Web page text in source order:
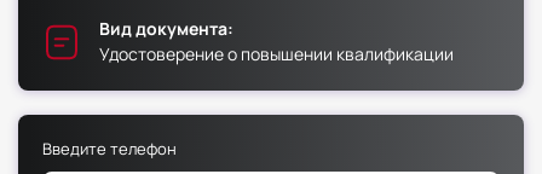
Факультет физической культуры и спорта
Юридический факультет
Факультет менеджмента и экономики
Факультет педагогики
Вид документа:
Удостоверение о повышении квалификации
Введите телефон